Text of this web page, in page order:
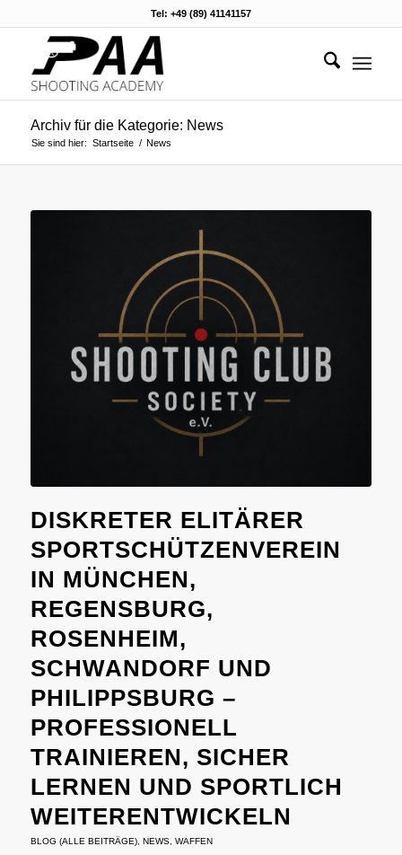
Tel: +49 (89) 41141157
Archiv für die Kategorie: News
Sie sind hier: Startseite / News
DISKRETER ELITÄRER
SPORTSCHÜTZENVEREIN
IN MÜNCHEN,
REGENSBURG,
ROSENHEIM,
SCHWANDORF UND
PHILIPPSBURG –
PROFESSIONELL
TRAINIEREN, SICHER
LERNEN UND SPORTLICH
WEITERENTWICKELN
BLOG (ALLE BEITRÄGE), NEWS, WAFFEN